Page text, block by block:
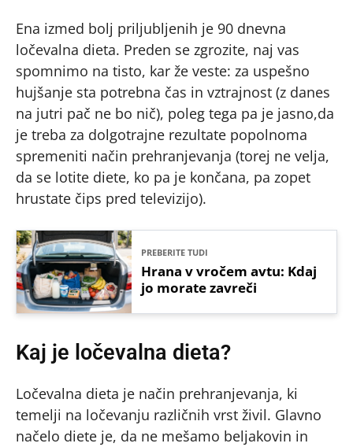
Ena izmed bolj priljubljenih je 90 dnevna
ločevalna dieta. Preden se zgrozite, naj vas
spomnimo na tisto, kar že veste: za uspešno
hujšanje sta potrebna čas in vztrajnost (z danes
na jutri pač ne bo nič), poleg tega pa je jasno,da
je treba za dolgotrajne rezultate popolnoma
spremeniti način prehranjevanja (torej ne velja,
da se lotite diete, ko pa je končana, pa zopet
hrustate čips pred televizijo).
PREBERITE TUDI
Hrana v vročem avtu: Kdaj
jo morate zavreči
Kaj je ločevalna dieta?
Ločevalna dieta je način prehranjevanja, ki
temelji na ločevanju različnih vrst živil. Glavno
načelo diete je, da ne mešamo beljakovin in